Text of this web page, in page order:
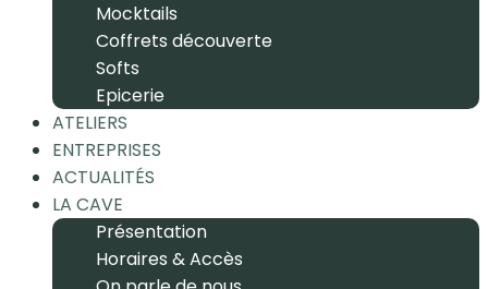
Mocktails
Coffrets découverte
Softs
Epicerie
ATELIERS
ENTREPRISES
ACTUALITÉS
LA CAVE
Présentation
Horaires & Accès